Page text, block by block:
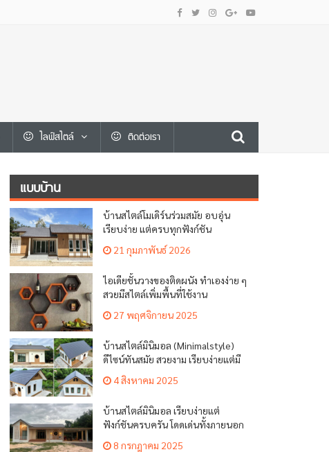
ไลฟ์สไตล์ ติดต่อเรา
แบบบ้าน
บ้านสไตล์โมเดิร์นร่วมสมัย อบอุ่น
เรียบง่าย แต่ครบทุกฟังก์ชัน
21 กุมภาพันธ์ 2026
ไอเดียชั้นวางของติดผนัง ทำเองง่าย ๆ
สวยมีสไตล์เพิ่มพื้นที่ใช้งาน
27 พฤศจิกายน 2025
บ้านสไตล์มินิมอล (Minimalstyle)
ดีไซน์ทันสมัย สวยงาม เรียบง่ายแต่มี
เสน่ห์
4 สิงหาคม 2025
บ้านสไตล์มินิมอล เรียบง่ายแต่
ฟังก์ชันครบครัน โดดเด่นทั้งภายนอก
8 กรกฎาคม 2025